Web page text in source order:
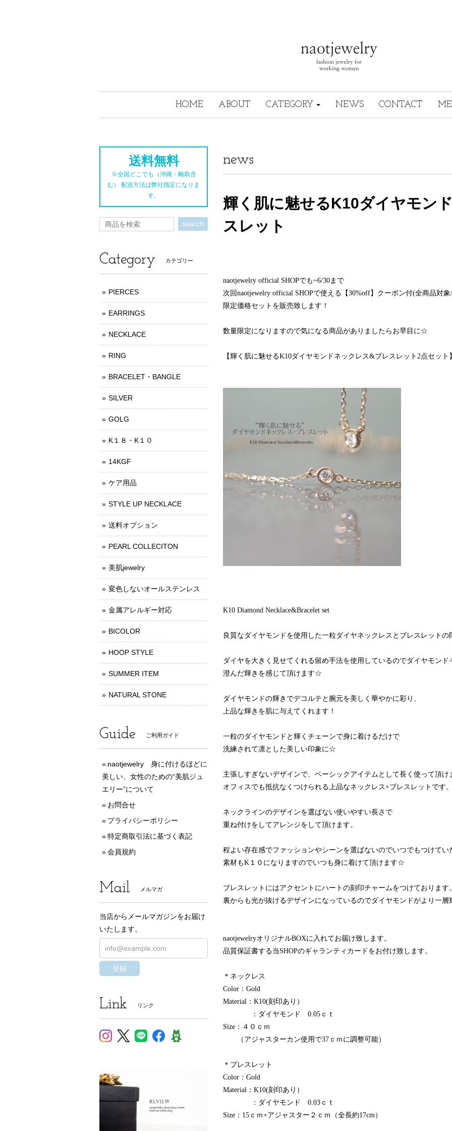
HOME ABOUT CATEGORY NEWS CONTACT
news
輝く肌に魅せるK10ダイヤモン
スレット
naotjewelry official SHOPでも~6/30まで
次回naotjewelry official SHOPで使える【30%off】クーポン付(全商品対象/
限定価格セットを販売致します！
数量限定になりますので気になる商品がありましたらお早目に☆
【輝く肌に魅せるK10ダイヤモンドネックレス&ブレスレット2点セット】
K10 Diamond Necklace&Bracelet set
良質なダイヤモンドを使用した一粒ダイヤネックレスとブレスレットの
ダイヤを大きく見せてくれる留め手法を使用しているのでダイヤモンド
澄んだ輝きを感じて頂けます☆
ダイヤモンドの輝きでデコルテと腕元を美しく華やかに彩り、
上品な輝きを肌に与えてくれます！
一粒のダイヤモンドと輝くチェーンで身に着けるだけで
洗練されて凛とした美しい印象に☆
主張しすぎないデザインで、ベーシックアイテムとして長く使って頂け
オフィスでも抵抗なくつけられる上品なネックレス+ブレスレットです。
ネックラインのデザインを選ばない使いやすい長さで
重ね付けをしてアレンジをして頂けます。
程よい存在感でファッションやシーンを選ばないのでいつでもつけてい
素材もK１０になりますのでいつも身に着けて頂けます☆
ブレスレットにはアクセントにハートの刻印チャームをつけております。
裏からも光が抜けるデザインになっているのでダイヤモンドがより一
naotjewelryオリジナルBOXに入れてお届け致します。
品質保証書する当SHOPのギャランティカードをお付け致します。
＊ネックレス
Color：Gold
Material：K10(刻印あり）
：ダイヤモンド 0.05ｃｔ
Size：４０ｃｍ
（アジャスターカン使用で37ｃｍに調整可能）
＊ブレスレット
Color：Gold
Material：K10(刻印あり）
：ダイヤモンド 0.03ｃｔ
Size：15ｃｍ+アジャスター２ｃｍ（全長約17cm）
送料無料
※全国どこでも（沖縄・離島含
む） 配送方法は弊社指定になりま
す。
search
Category カテゴリー
PIERCES
EARRINGS
NECKLACE
RING
BRACELET・BANGLE
SILVER
GOLG
K１８・K１０
14KGF
ケア用品
STYLE UP NECKLACE
送料オプション
PEARL COLLECITON
美肌jewelry
変色しないオールステンレス
金属アレルギー対応
BICOLOR
HOOP STYLE
SUMMER ITEM
NATURAL STONE
Guide ご利用ガイド
naotjewelry 身に付けるほどに
美しい、女性のための“美肌ジュ
エリー”について
お問合せ
プライバシーポリシー
特定商取引法に基づく表記
会員規約
Mail メルマガ
当店からメールマガジンをお届け
いたします。
登録
Link リンク